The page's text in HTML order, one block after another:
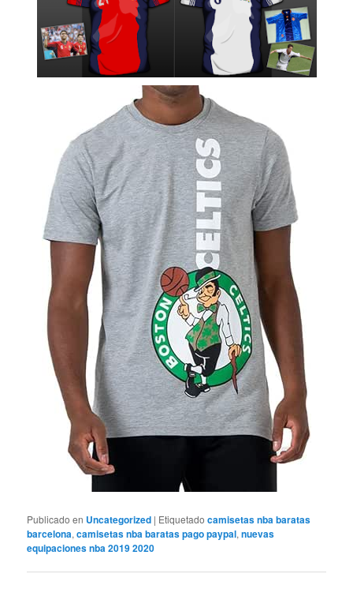
Publicado en Uncategorized | Etiquetado camisetas nba baratas
barcelona,camisetas nba baratas pago paypal,nuevas
equipaciones nba 2019 2020